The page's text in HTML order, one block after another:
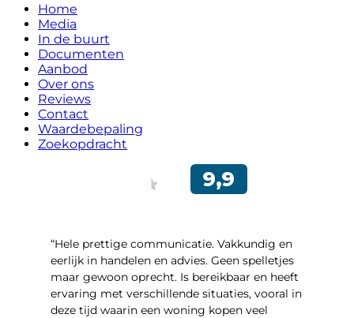
Home
Media
In de buurt
Documenten
Aanbod
Over ons
Reviews
Contact
Waardebepaling
Zoekopdracht
“Hele prettige communicatie. Vakkundig en
eerlijk in handelen en advies. Geen spelletjes
maar gewoon oprecht. Is bereikbaar en heeft
ervaring met verschillende situaties, vooral in
deze tijd waarin een woning kopen veel